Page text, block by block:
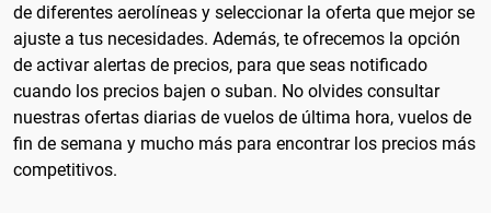
de diferentes aerolíneas y seleccionar la oferta que mejor se
ajuste a tus necesidades. Además, te ofrecemos la opción
de activar alertas de precios, para que seas notificado
cuando los precios bajen o suban. No olvides consultar
nuestras ofertas diarias de vuelos de última hora, vuelos de
fin de semana y mucho más para encontrar los precios más
competitivos.